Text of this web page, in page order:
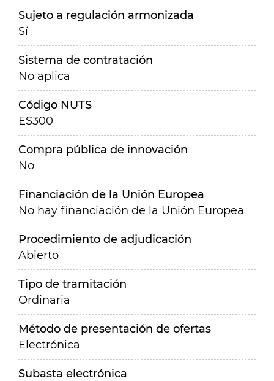
Sujeto a regulación armonizada
Sí
Sistema de contratación
No aplica
Código NUTS
ES300
Compra pública de innovación
No
Financiación de la Unión Europea
No hay financiación de la Unión Europea
Procedimiento de adjudicación
Abierto
Tipo de tramitación
Ordinaria
Método de presentación de ofertas
Electrónica
Subasta electrónica